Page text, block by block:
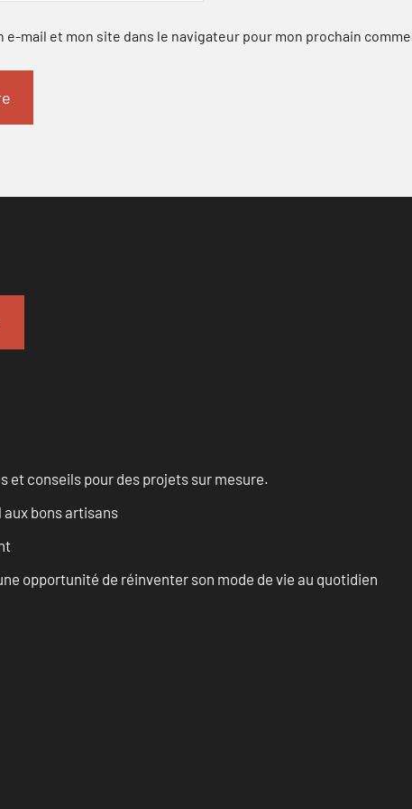
mail et mon site dans le navigateur pour mon prochain
et conseils pour des projets sur mesure.
aux bons artisans
opportunité de réinventer son mode de vie au quotidien